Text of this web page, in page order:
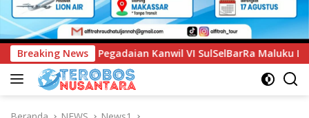
Breaking News
VI SulSelBarRa Maluku Luncurkan Program PANDE EMAS